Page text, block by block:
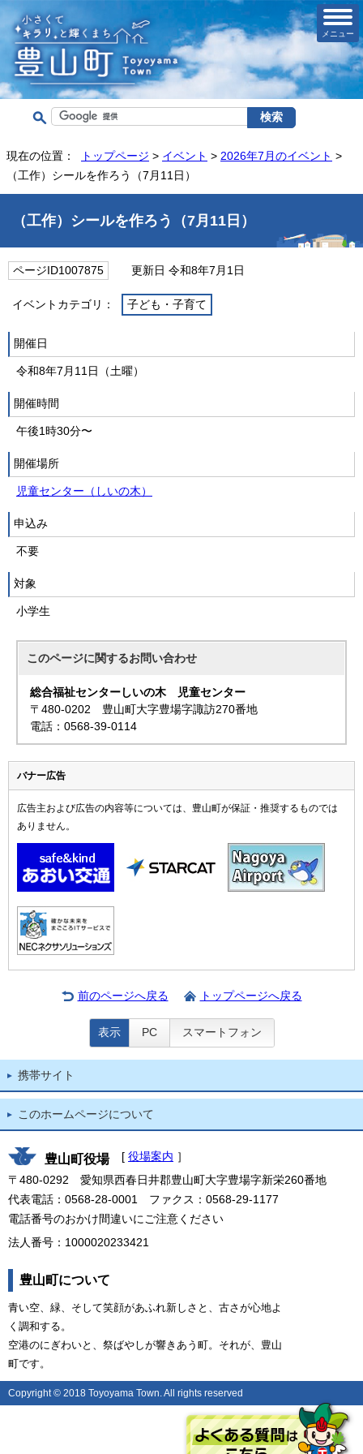
メニュー
現在の位置： トップページ > イベント > 2026年7月のイベント >
（工作）シールを作ろう（7月11日）
（工作）シールを作ろう（7月11日）
ページID1007875 更新日 令和8年7月1日
イベントカテゴリ： 子ども・子育て
開催日
令和8年7月11日（土曜）
開催時間
午後1時30分〜
開催場所
児童センター（しいの木）
申込み
不要
対象
小学生
このページに関するお問い合わせ
総合福祉センターしいの木 児童センター
〒480-0202 豊山町大字豊場字諏訪270番地
電話：0568-39-0114
バナー広告
広告主および広告の内容等については、豊山町が保証・推奨するものでは
ありません。
前のページへ戻る トップページへ戻る
表示 PC スマートフォン
携帯サイト
このホームページについて
豊山町役場 [ 役場案内 ］
〒480-0292 愛知県西春日井郡豊山町大字豊場字新栄260番地
代表電話：0568-28-0001 ファクス：0568-29-1177
電話番号のおかけ間違いにご注意ください
法人番号：1000020233421
豊山町について
青い空、緑、そして笑顔があふれ新しさと、古さが心地よ
く調和する。
空港のにぎわいと、祭ばやしが響きあう町。それが、豊山
町です。
Copyright © 2018 Toyoyama Town. All rights reserved